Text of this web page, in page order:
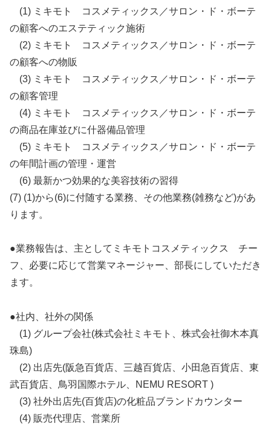
(1) ミキモト コスメティックス／サロン・ド・ボーテ
の顧客へのエステティック施術
(2) ミキモト コスメティックス／サロン・ド・ボーテ
の顧客への物販
(3) ミキモト コスメティックス／サロン・ド・ボーテ
の顧客管理
(4) ミキモト コスメティックス／サロン・ド・ボーテ
の商品在庫並びに什器備品管理
(5) ミキモト コスメティックス／サロン・ド・ボーテ
の年間計画の管理・運営
(6) 最新かつ効果的な美容技術の習得
(7) (1)から(6)に付随する業務、その他業務(雑務など)があ
ります。
●業務報告は、主としてミキモトコスメティックス チー
フ、必要に応じて営業マネージャー、部長にしていただき
ます。
●社内、社外の関係
(1) グループ会社(株式会社ミキモト、株式会社御木本真
珠島)
(2) 出店先(阪急百貨店、三越百貨店、小田急百貨店、東
武百貨店、鳥羽国際ホテル、NEMU RESORT )
(3) 社外出店先(百貨店)の化粧品ブランドカウンター
(4) 販売代理店、営業所